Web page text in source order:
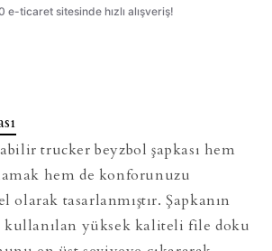
trucker beyzbol şapkası hem
hem de konforunuzu
olarak tasarlanmıştır. Şapkanın
kullanılan yüksek kaliteli file doku